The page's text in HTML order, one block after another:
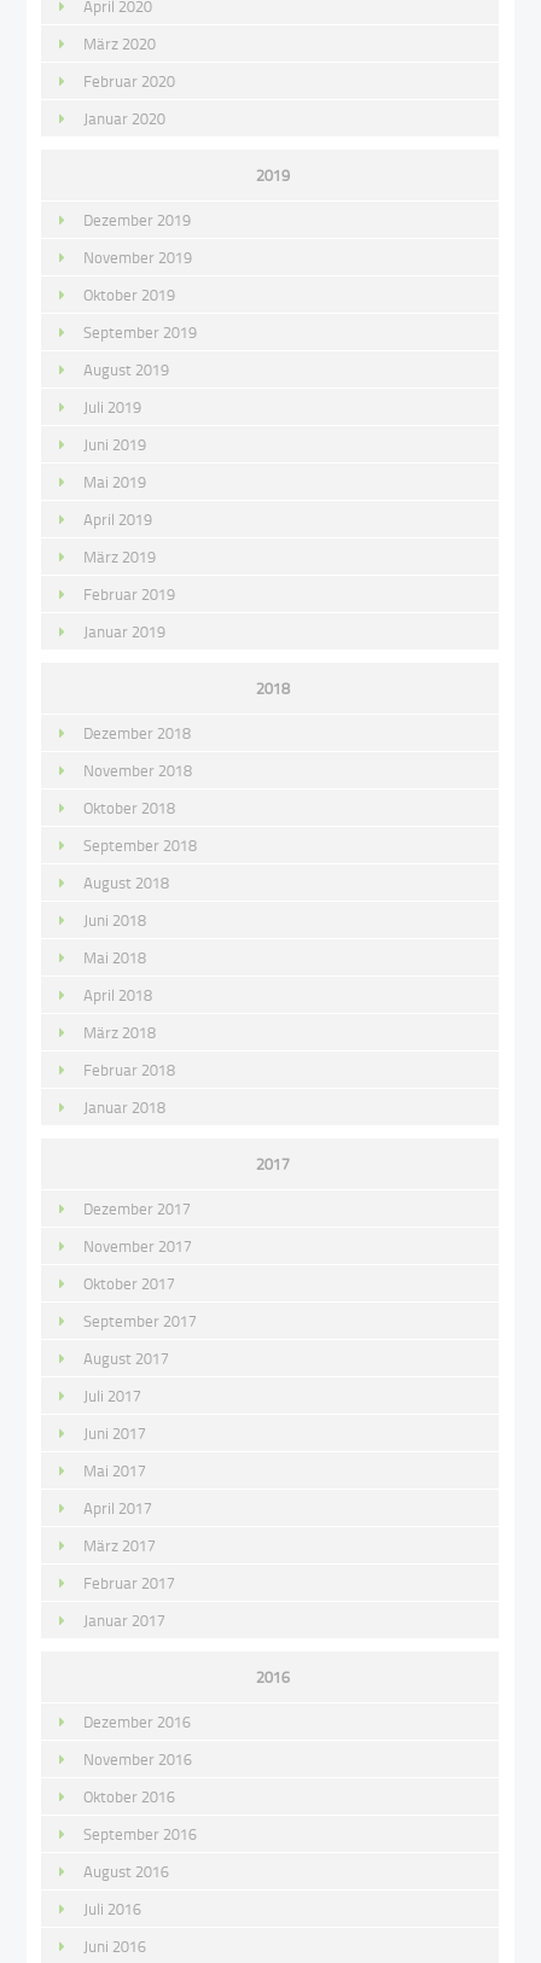
April 2020
März 2020
Februar 2020
Januar 2020
2019
Dezember 2019
November 2019
Oktober 2019
September 2019
August 2019
Juli 2019
Juni 2019
Mai 2019
April 2019
März 2019
Februar 2019
Januar 2019
2018
Dezember 2018
November 2018
Oktober 2018
September 2018
August 2018
Juni 2018
Mai 2018
April 2018
März 2018
Februar 2018
Januar 2018
2017
Dezember 2017
November 2017
Oktober 2017
September 2017
August 2017
Juli 2017
Juni 2017
Mai 2017
April 2017
März 2017
Februar 2017
Januar 2017
2016
Dezember 2016
November 2016
Oktober 2016
September 2016
August 2016
Juli 2016
Juni 2016